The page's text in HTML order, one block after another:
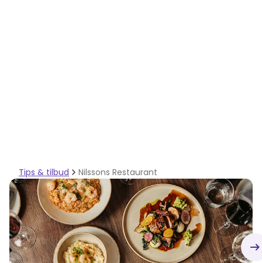
Tips & tilbud Nilssons Restaurant